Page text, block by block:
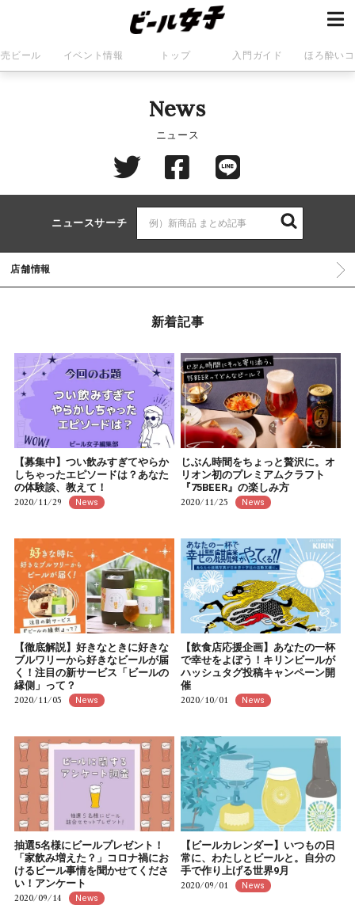
ビール イベント情報 トップ 入門ガイド ほろ酔い
News
ニュース
ニュースサーチ
店舗情報
新着記事
【募集中】つい飲みすぎてやらか
しちゃったエピソードは？あなた
の体験談、教えて！
2020/11/29 News
じぶん時間をちょっと贅沢に。オ
リオン初のプレミアムクラフト
『75BEER』の楽しみ方
2020/11/25 News
【徹底解説】好きなときに好きな
ブルワリーから好きなビールが届
く！注目の新サービス「ビールの
縁側」って？
2020/11/05 News
【飲食店応援企画】あなたの一杯
で幸せをよぼう！キリンビールが
ハッシュタグ投稿キャンペーン開
催
2020/10/01 News
抽選5名様にビールプレゼント！
「家飲み増えた？」コロナ禍にお
けるビール事情を聞かせてくださ
い！アンケート
2020/09/14 News
【ビールカレンダー】いつもの日
常に、わたしとビールと。自分の
手で作り上げる世界9月
2020/09/01 News